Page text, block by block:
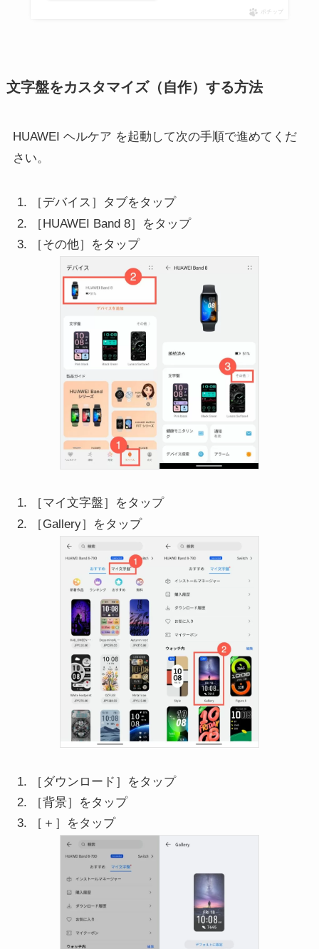
ポチップ
文字盤をカスタマイズ（自作）する方法
HUAWEI ヘルケア を起動して次の手順で進めてくだ
さい。
［デバイス］タブをタップ
［HUAWEI Band 8］をタップ
［その他］をタップ
［マイ文字盤］をタップ
［Gallery］をタップ
［ダウンロード］をタップ
［背景］をタップ
［＋］をタップ